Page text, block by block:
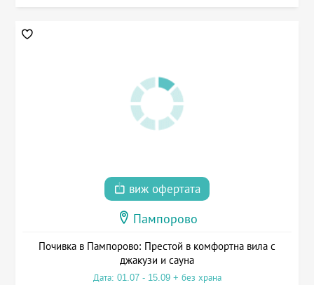
виж офертата
Пампорово
Почивка в Пампорово: Престой в комфортна вила с
джакузи и сауна
Дата: 01.07 - 15.09 + без храна